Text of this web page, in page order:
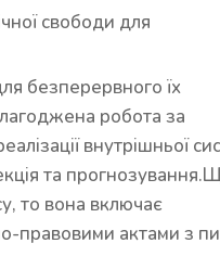
свободи для
безперервного їх
робота за
внутрішньої
та
то вона включає
правовими актами з